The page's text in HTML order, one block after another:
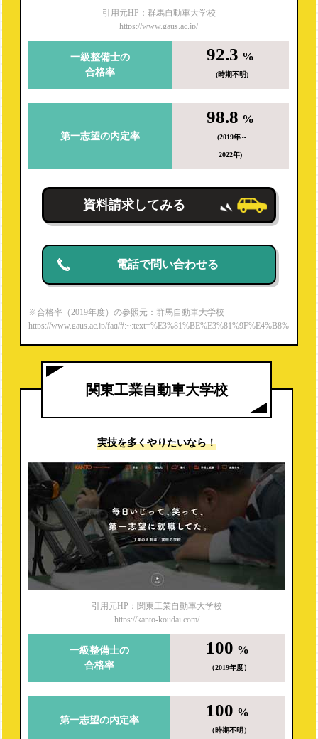
引用元HP：群馬自動車大学校
https://www.gaus.ac.jp/
一級整備士の
合格率
92.3 %
(時期不明)
第一志望の内定率
98.8 %
(2019年～
2022年)
資料請求してみる
電話で問い合わせる
※合格率（2019年度）の参照元：群馬自動車大学校
https://www.gaus.ac.jp/faq/#:~:text=%E3%81%BE%E3%81%9F%E4%B8%
2%E6%AE%8B%E3%81%97%E3%81%A6%E3%81%84%E3%81%BE%
E3%81%99%E3%80%82
関東工業自動車大学校
実技を多くやりたいなら！
引用元HP：関東工業自動車大学校
https://kanto-koudai.com/
一級整備士の
合格率
100 %
（2019年度）
第一志望の内定率
100 %
（時期不明）